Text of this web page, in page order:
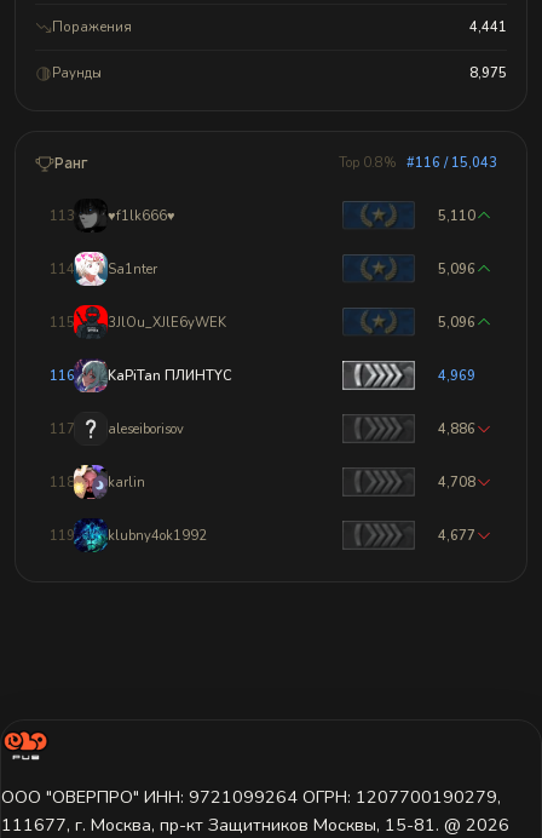
Поражения 4,441
Раунды 8,975
Ранг Top 0.8% #116 / 15,043
113 ♥f1lk666♥ 5,110
114 Sa1nter 5,096
115 3JlOu_XJlE6yWEK 5,096
116 KaPiTan ПЛИHTYC 4,969
117 aleseiborisov 4,886
118 karlin 4,708
119 klubny4ok1992 4,677
ООО "ОВЕРПРО" ИНН: 9721099264 ОГРН: 1207700190279,
111677, г. Москва, пр-кт Защитников Москвы, 15-81. @ 2026 ㅤ